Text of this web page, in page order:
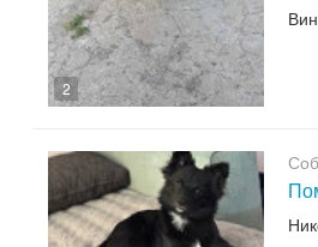
2